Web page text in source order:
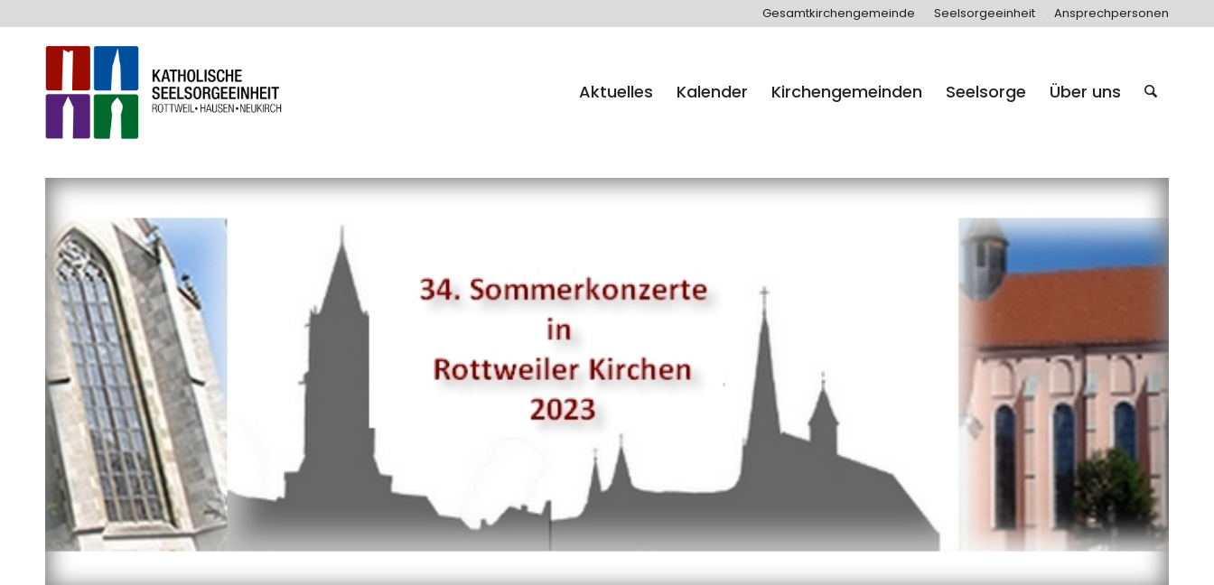
Gesamtkirchengemeinde Seelsorgeeinheit Ansprechpersonen
Aktuelles Kalender Kirchengemeinden Seelsorge Über uns